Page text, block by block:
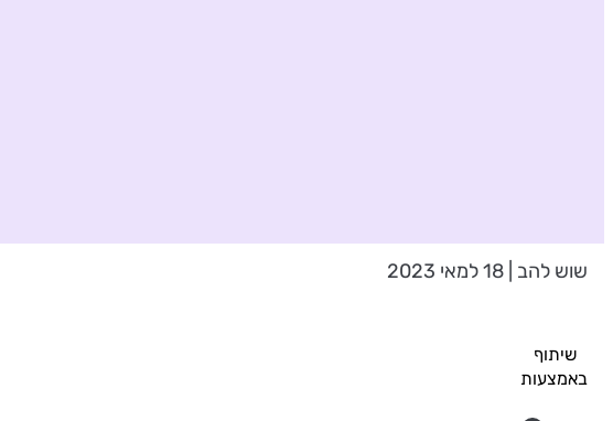
שוש להב | 18 למאי 2023
שיתוף
באמצעות